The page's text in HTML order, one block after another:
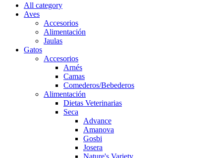
All category
Aves
Accesorios
Alimentación
Jaulas
Gatos
Accesorios
Arnés
Camas
Comederos/Bebederos
Alimentación
Dietas Veterinarias
Seca
Advance
Amanova
Gosbi
Josera
Nature's Variety